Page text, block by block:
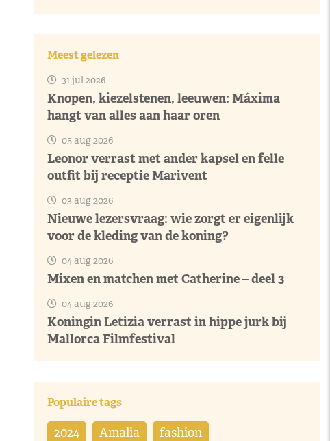
Meest gelezen
31 jul 2026
Knopen, kiezelstenen, leeuwen: Máxima
hangt van alles aan haar oren
05 aug 2026
Leonor verrast met ander kapsel en felle
outfit bij receptie Marivent
03 aug 2026
Nieuwe lezersvraag: wie zorgt er eigenlijk
voor de kleding van de koning?
04 aug 2026
Mixen en matchen met Catherine – deel 3
04 aug 2026
Koningin Letizia verrast in hippe jurk bij
Mallorca Filmfestival
Populaire tags
2024 Amalia fashion